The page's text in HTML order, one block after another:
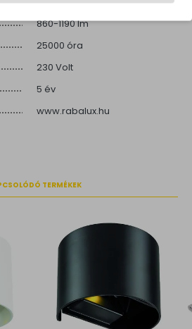
860-1190 lm
25000 óra
230 Volt
5 év
www.rabalux.hu
TERMÉKEK